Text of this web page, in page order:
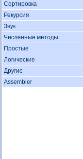
Сортировка
Рекурсия
Звук
Численные методы
Простые
Логические
Другие
Assembler